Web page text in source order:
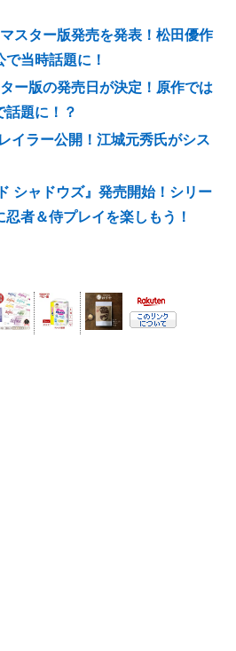
スター版発売を発表！松田優作
当時話題に！
ー版の発売日が決定！原作では
話題に！？
イラー公開！江城元秀氏がシス
シャドウズ』発売開始！シリー
者＆侍プレイを楽しもう！